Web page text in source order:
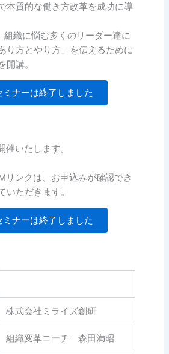
本質的な働き方改革を成功に導
組織に悩む多くのリーダー達に
り方とやり方」を伝えるために
開講。
ミナーは終了しました
催いたします。
リンクは、お申込みが確認でき
いただきます。
ミナーは終了しました
株式会社ミライズ創研
組織変革コーチ 森田満昭